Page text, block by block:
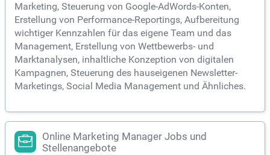
Marketing, Steuerung von Google-AdWords-Konten,
Erstellung von Performance-Reportings, Aufbereitung
wichtiger Kennzahlen für das eigene Team und das
Management, Erstellung von Wettbewerbs- und
Marktanalysen, inhaltliche Konzeption von digitalen
Kampagnen, Steuerung des hauseigenen Newsletter-
Marketings, Social Media Management und Ähnliches.
Online Marketing Manager Jobs und
Stellenangebote